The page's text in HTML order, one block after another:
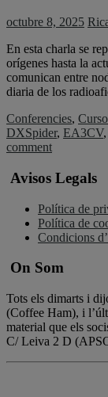
octubre 8, 2025
En esta charla se
orígenes hasta la
comunican entre
diaria de los
Conferencies,
DXSpider, EA3CV,
comment
Avisos Legals
Política de
Política de
Condicions
On Som
Tots els dimarts i
(Coffee Ham), i
material que els
C/ Leiva 2 D